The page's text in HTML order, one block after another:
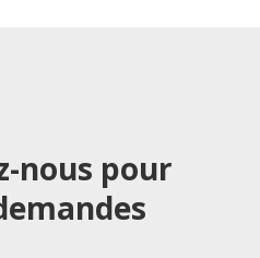
nous pour